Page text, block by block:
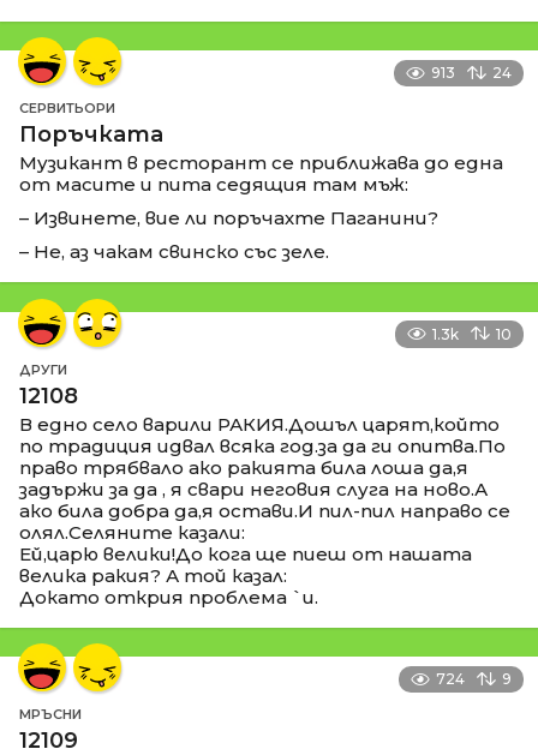
913 24
СЕРВИТЬОРИ
Поръчката
Музикант в ресторант се приближава до една
от масите и пита седящия там мъж:
– Извинете, вие ли поръчахте Паганини?
– Не, аз чакам свинско със зеле.
1.3k 10
ДРУГИ
12108
В едно село варили РАКИЯ.Дошъл царят,който
по традиция идвал всяка год.за да ги опитва.По
право трябвало ако ракията била лоша да,я
задържи за да , я свари неговия слуга на ново.А
ако била добра да,я остави.И пил-пил направо се
олял.Селяните казали:
Ей,царю велики!До кога ще пиеш от нашата
велика ракия? А той казал:
Докато открия проблема `и.
724 9
МРЪСНИ
12109